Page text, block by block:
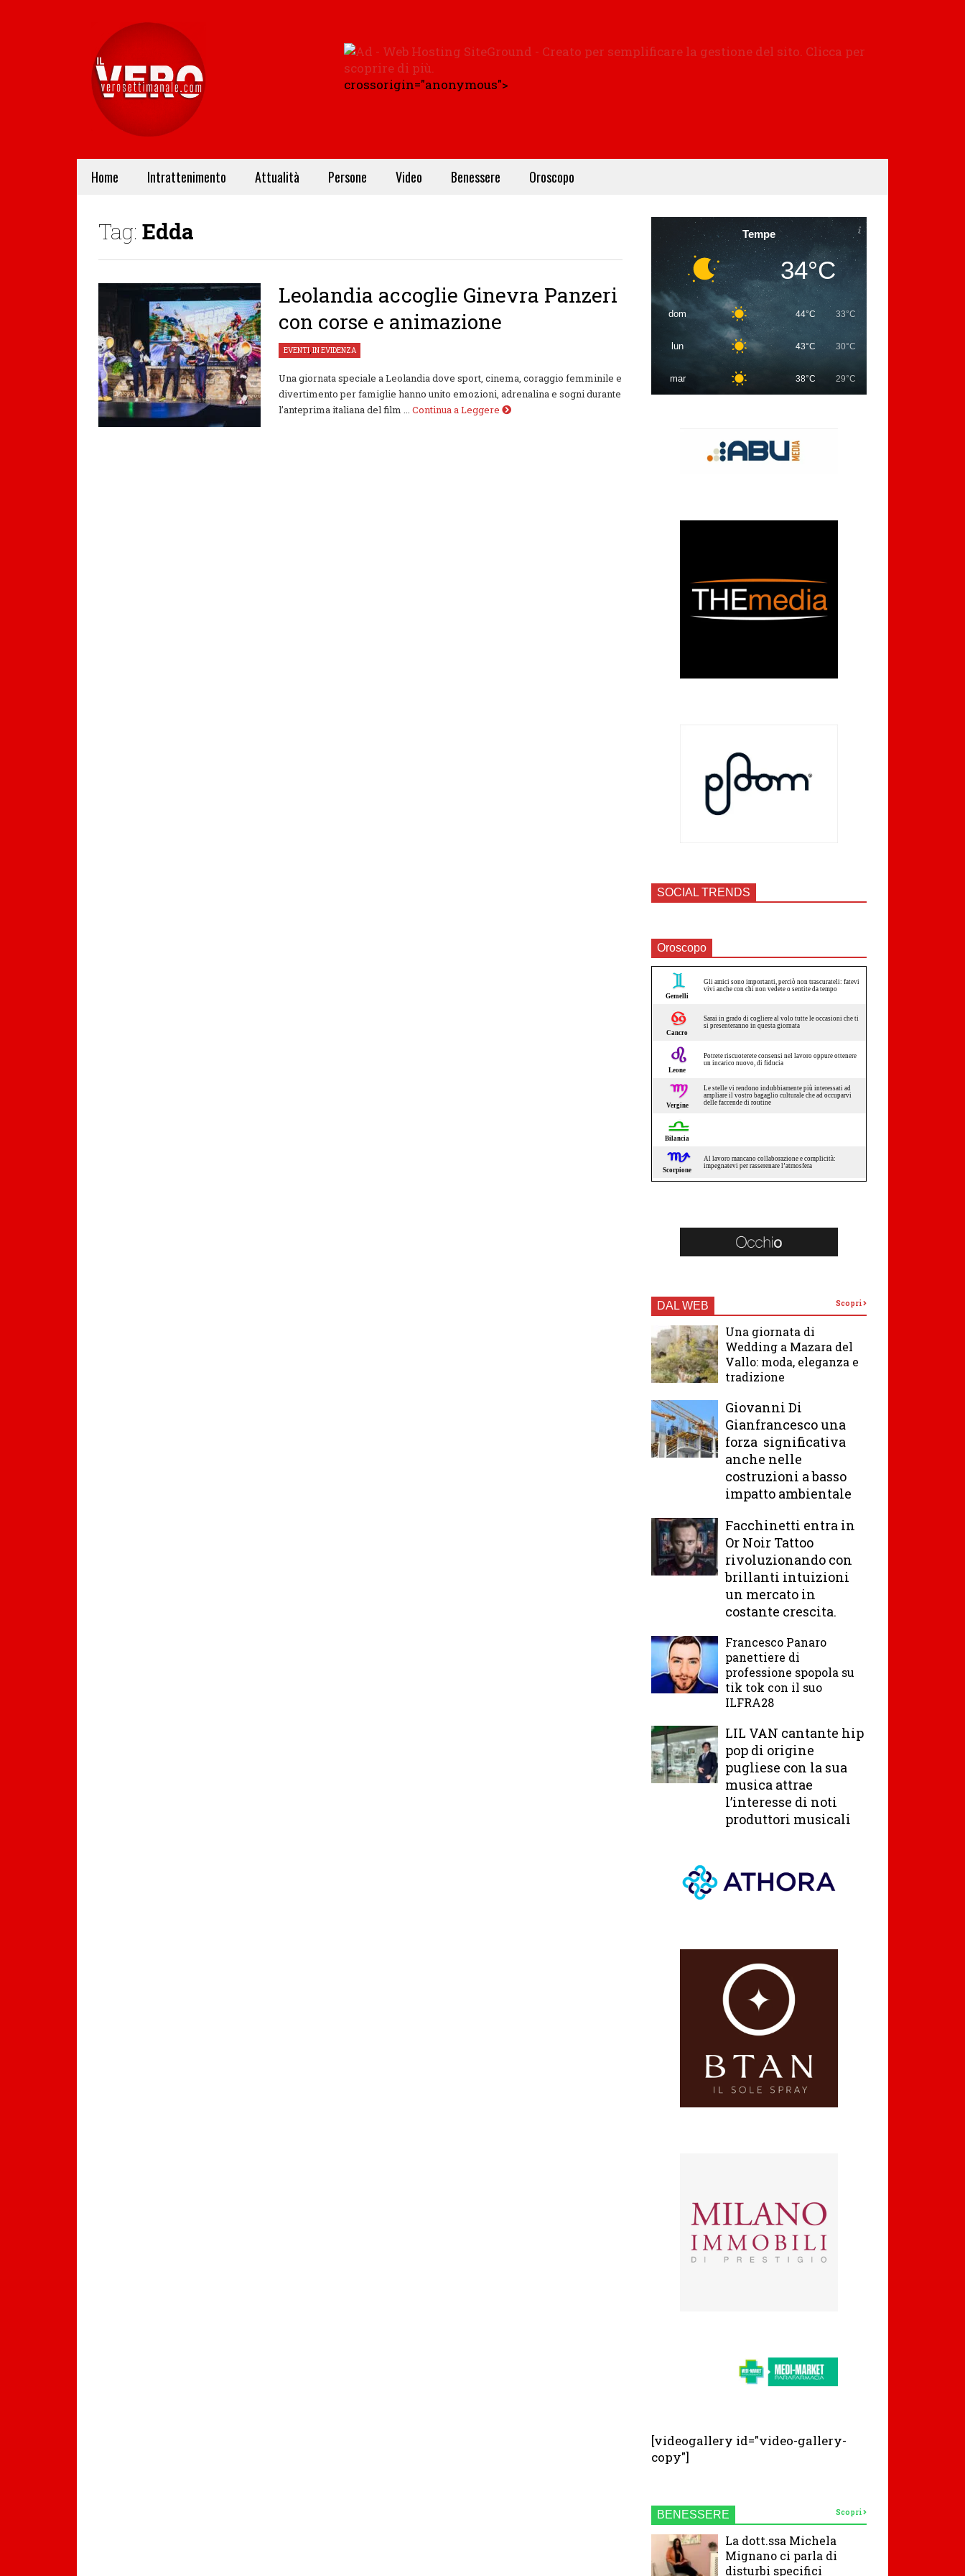
crossorigin="anonymous">
Home Intrattenimento Attualità Persone Video Benessere Oroscopo
Tag: Edda
Leolandia accoglie Ginevra Panzeri
con corse e animazione
EVENTI,IN EVIDENZA
Una giornata speciale a Leolandia dove sport, cinema, coraggio femminile e
divertimento per famiglie hanno unito emozioni, adrenalina e sogni durante
l’anteprima italiana del film ... Continua a Leggere
Tempe
34°C
dom 44°C 33°C
lun 43°C 30°C
mar 38°C 29°C
SOCIAL TRENDS
Oroscopo
DAL WEB Scopri
Una giornata di
Wedding a Mazara del
Vallo: moda, eleganza e
tradizione
Giovanni Di
Gianfrancesco una
forza significativa
anche nelle
costruzioni a basso
impatto ambientale
Facchinetti entra in
Or Noir Tattoo
rivoluzionando con
brillanti intuizioni
un mercato in
costante crescita.
Francesco Panaro
panettiere di
professione spopola su
tik tok con il suo
ILFRA28
LIL VAN cantante hip
pop di origine
pugliese con la sua
musica attrae
l’interesse di noti
produttori musicali
[videogallery id="video-gallery-
copy"]
BENESSERE Scopri
La dott.ssa Michela
Mignano ci parla di
disturbi specifici